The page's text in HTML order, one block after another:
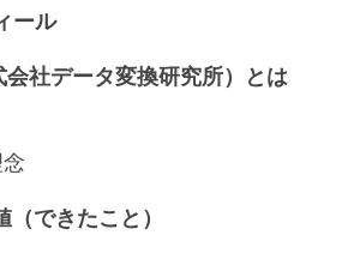
ール
社データ変換研究所）とは
できたこと）